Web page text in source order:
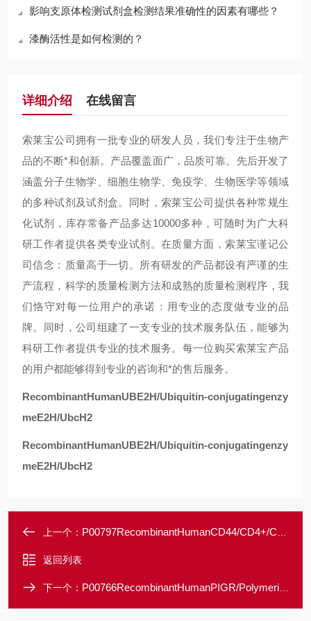
影响支原体检测试剂盒检测结果准确性的因素有哪些？
漆酶活性是如何检测的？
详细介绍 在线留言
索莱宝公司拥有一批专业的研发人员，我们专注于生物产
品的不断*和创新。产品覆盖面广，品质可靠。先后开发了
涵盖分子生物学、细胞生物学、免疫学、生物医学等领域
的多种试剂及试剂盒。同时，索莱宝公司提供各种常规生
化试剂，库存常备产品多达10000多种，可随时为广大科
研工作者提供各类专业试剂。在质量方面，索莱宝谨记公
司信念：质量高于一切。所有研发的产品都设有严谨的生
产流程，科学的质量检测方法和成熟的质量检测程序，我
们恪守对每一位用户的承诺：用专业的态度做专业的品
牌。同时，公司组建了一支专业的技术服务队伍，能够为
科研工作者提供专业的技术服务。每一位购买索莱宝产品
的用户都能够得到专业的咨询和*的售后服务。
RecombinantHumanUBE2H/Ubiquitin-conjugatingenzy
meE2H/UbcH2
RecombinantHumanUBE2H/Ubiquitin-conjugatingenzy
meE2H/UbcH2
上一个： P00797RecombinantHumanCD44/CD4+/CD62L-
返回列表
下一个： P00766RecombinantHumanPIGR/Polymericimmunoglobulinreceptor